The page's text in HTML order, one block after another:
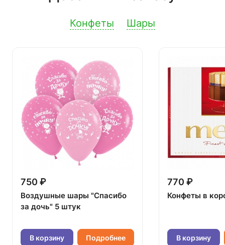
Конфеты Шары
750 ₽
Воздушные шары "Спасибо
за дочь" 5 штук
В корзину Подробнее
770 ₽
Конфеты в
В корзину